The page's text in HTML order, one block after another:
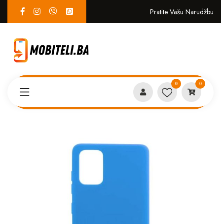
Pratite Vašu Narudžbu
0 0
Huawei P40 case plava*